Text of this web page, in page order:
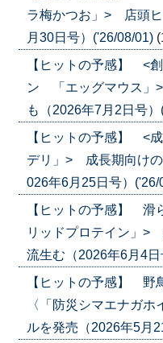
ラ梅かつお」> 店頭
月30日号）('26/08/01)
【ヒットの予感】 <
ン 「エッグマウス」
も（2026年7月2日号
【ヒットの予感】 <
デリ」> 成長期向け
026年6月25日号）('26/
【ヒットの予感】 滑
リッドプロテイン」>
流生む（2026年6月4
【ヒットの予感】 野
〈「防災シマエナガ
ルを発売（2026年5月